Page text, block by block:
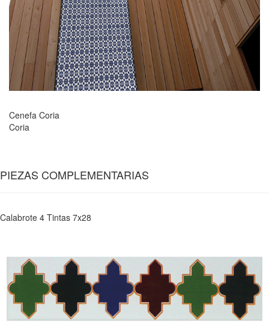
Cenefa Coria
Coria
PIEZAS COMPLEMENTARIAS
Calabrote 4 Tintas 7x28